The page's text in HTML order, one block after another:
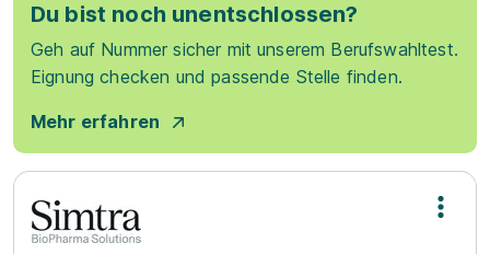
Du bist noch unentschlossen?
Geh auf Nummer sicher mit unserem Berufswahltest.
Eignung checken und passende Stelle finden.
Mehr erfahren